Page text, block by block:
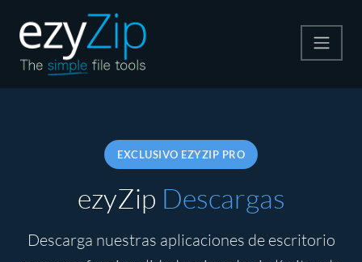
Otras herramientas
EXCLUSIVO EZYZIP PRO
ezyZip Descargas
Descarga nuestras aplicaciones de escritorio